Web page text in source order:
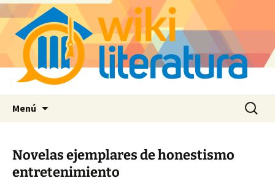
Menú Buscar:
Novelas ejemplares de honestismo
entretenimiento